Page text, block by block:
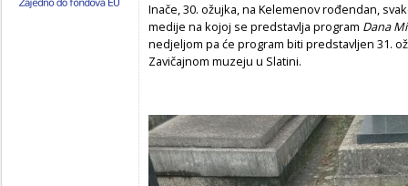
Inače, 30. ožujka, na Kelemenov rođendan,
medije na kojoj se predstavlja program Dana
nedjeljom pa će program biti predstavljen 31.
Zavičajnom muzeju u Slatini.